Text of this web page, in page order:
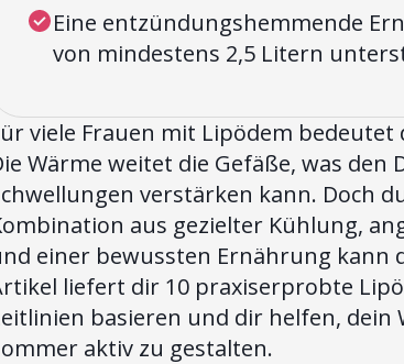
Eine entzündungshemmende
von mindestens 2,5 Litern
viele Frauen mit Lipödem
Wärme weitet die Gefäße, was
verstärken kann. Doch
aus gezielter Kühlung,
einer bewussten Ernährung kann
liefert dir 10 praxiserprobte
basieren und dir helfen,
aktiv zu gestalten.